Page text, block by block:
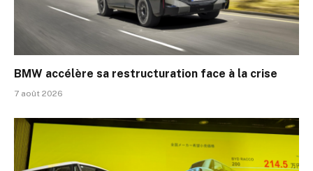
BMW accélère sa restructuration face à la crise
7 août 2026